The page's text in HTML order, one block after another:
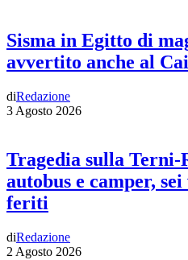
Sisma in Egitto di
avvertito anche al
diRedazione
3 Agosto 2026
Tragedia sulla
autobus e camper,
feriti
diRedazione
2 Agosto 2026